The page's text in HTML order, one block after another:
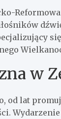
w
od lat